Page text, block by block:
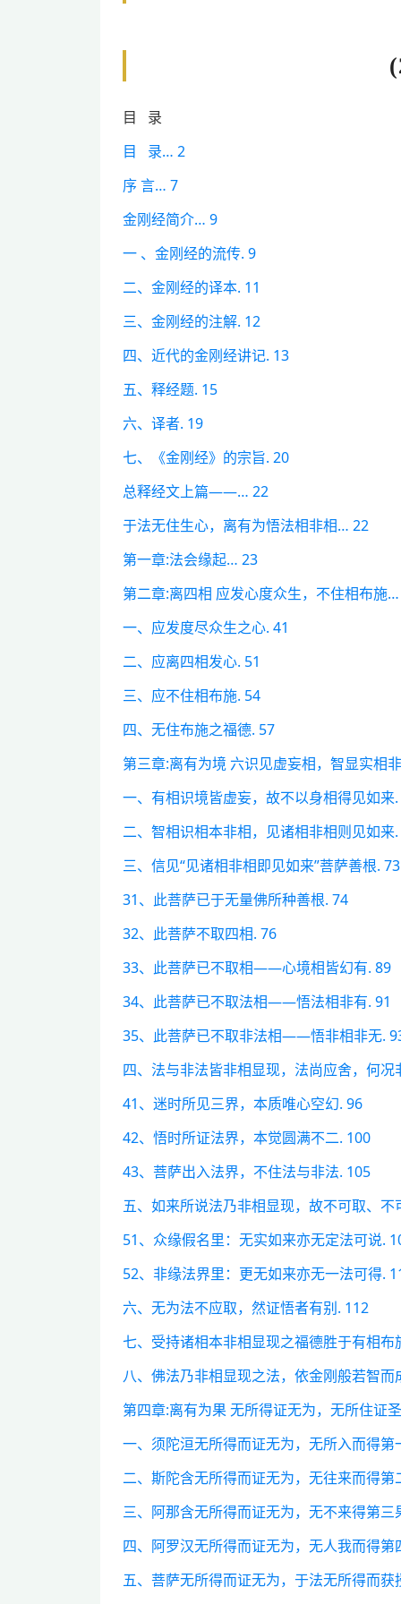
目 录
目 录… 2
序 言… 7
金刚经简介… 9
一 、金刚经的流传. 9
二、金刚经的译本. 11
三、金刚经的注解. 12
四、近代的金刚经讲记. 13
五、释经题. 15
六、译者. 19
七、《金刚经》的宗旨. 20
总释经文上篇——… 22
于法无住生心，离有为悟法相非相… 22
第一章:法会缘起… 23
第二章:离四相 应发心度众生，不住相布施
一、应发度尽众生之心. 41
二、应离四相发心. 51
三、应不住相布施. 54
四、无住布施之福德. 57
第三章:离有为境 六识见虚妄相，智显实相
一、有相识境皆虚妄，故不以身相得见如来
二、智相识相本非相，见诸相非相则见如来
三、信见“见诸相非相即见如来”菩萨善根. 73
31、此菩萨已于无量佛所种善根. 74
32、此菩萨不取四相. 76
33、此菩萨已不取相——心境相皆幻有. 89
34、此菩萨已不取法相——悟法相非有. 91
35、此菩萨已不取非法相——悟非相非无.
四、法与非法皆非相显现，法尚应舍，何况
41、迷时所见三界，本质唯心空幻. 96
42、悟时所证法界，本觉圆满不二. 100
43、菩萨出入法界，不住法与非法. 105
五、如来所说法乃非相显现，故不可取、不
51、众缘假名里：无实如来亦无定法可说.
52、非缘法界里：更无如来亦无一法可得.
六、无为法不应取，然证悟者有别. 112
七、受持诸相本非相显现之福德胜于有相布
八、佛法乃非相显现之法，依金刚般若智而
第四章:离有为果 无所得证无为，无所住证
一、须陀洹无所得而证无为，无所入而得第
二、斯陀含无所得而证无为，无往来而得第
三、阿那含无所得而证无为，无不来得第三
四、阿罗汉无所得而证无为，无人我而得第
五、菩萨无所得而证无为，于法无所得而获